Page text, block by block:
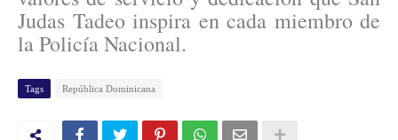
Judas Tadeo inspira en cada miembro de
la Policía Nacional.
Tags República Dominicana